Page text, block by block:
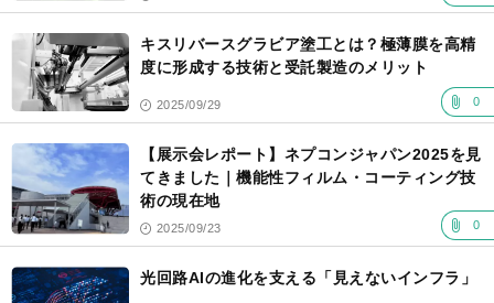
キスリバースグラビア塗工とは？極薄膜を高精
度に形成する技術と受託製造のメリット
2025/09/29 0
【展示会レポート】ネプコンジャパン2025を見
てきました｜機能性フィルム・コーティング技
術の現在地
2025/09/23 0
光回路AIの進化を支える「見えないインフラ」